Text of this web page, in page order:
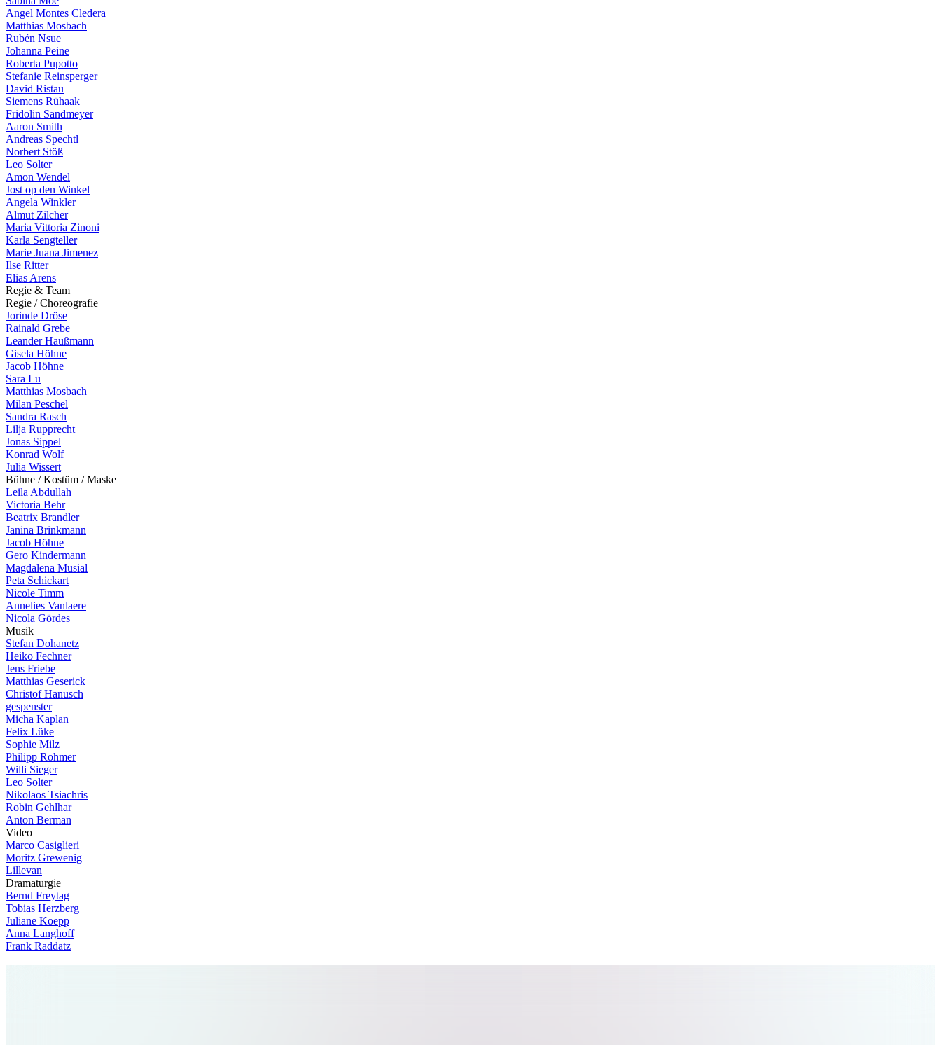
Angel Montes Cledera
Matthias Mosbach
Rubén Nsue
Johanna Peine
Roberta Pupotto
Stefanie Reinsperger
David Ristau
Siemens Rühaak
Fridolin Sandmeyer
Aaron Smith
Andreas Spechtl
Norbert Stöß
Leo Solter
Amon Wendel
Jost op den Winkel
Angela Winkler
Almut Zilcher
Maria Vittoria Zinoni
Karla Sengteller
Marie Juana Jimenez
Ilse Ritter
Elias Arens
Regie & Team
Regie / Choreografie
Jorinde Dröse
Rainald Grebe
Leander Haußmann
Gisela Höhne
Jacob Höhne
Sara Lu
Matthias Mosbach
Milan Peschel
Sandra Rasch
Lilja Rupprecht
Jonas Sippel
Konrad Wolf
Julia Wissert
Bühne / Kostüm / Maske
Leila Abdullah
Victoria Behr
Beatrix Brandler
Janina Brinkmann
Jacob Höhne
Gero Kindermann
Magdalena Musial
Peta Schickart
Nicole Timm
Annelies Vanlaere
Nicola Gördes
Musik
Stefan Dohanetz
Heiko Fechner
Jens Friebe
Matthias Geserick
Christof Hanusch
gespenster
Micha Kaplan
Felix Lüke
Sophie Milz
Philipp Rohmer
Willi Sieger
Leo Solter
Nikolaos Tsiachris
Robin Gehlhar
Anton Berman
Video
Marco Casiglieri
Moritz Grewenig
Lillevan
Dramaturgie
Bernd Freytag
Tobias Herzberg
Juliane Koepp
Anna Langhoff
Frank Raddatz